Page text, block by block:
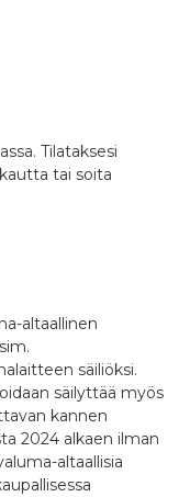
Tilataksesi
tai soita
altaallinen
säiliöksi.
säilyttää myös
kannen
2024 alkaen ilman
altaallisia